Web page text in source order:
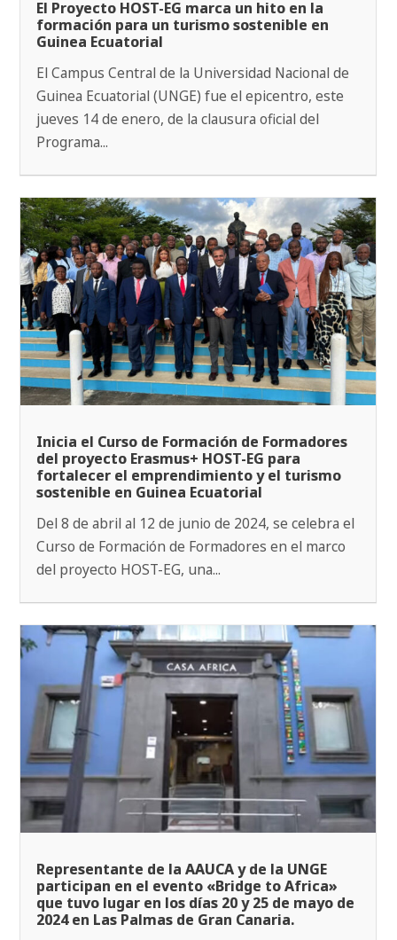
El Proyecto HOST-EG marca un hito en la
formación para un turismo sostenible en
Guinea Ecuatorial
El Campus Central de la Universidad Nacional de
Guinea Ecuatorial (UNGE) fue el epicentro, este
jueves 14 de enero, de la clausura oficial del
Programa...
Inicia el Curso de Formación de Formadores
del proyecto Erasmus+ HOST-EG para
fortalecer el emprendimiento y el turismo
sostenible en Guinea Ecuatorial
Del 8 de abril al 12 de junio de 2024, se celebra el
Curso de Formación de Formadores en el marco
del proyecto HOST-EG, una...
Representante de la AAUCA y de la UNGE
participan en el evento «Bridge to Africa»
que tuvo lugar en los días 20 y 25 de mayo de
2024 en Las Palmas de Gran Canaria.